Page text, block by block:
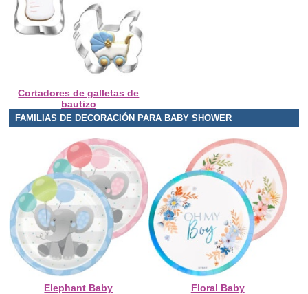
Cortadores de galletas de
bautizo
FAMILIAS DE DECORACIÓN PARA BABY SHOWER
Elephant Baby Floral Baby